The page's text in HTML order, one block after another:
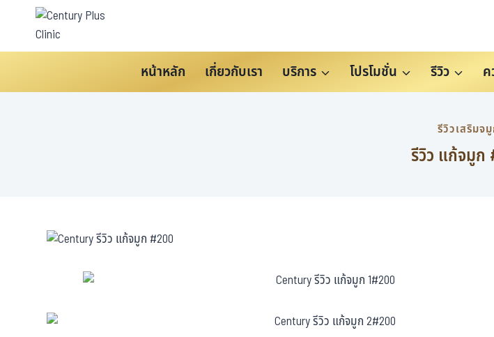
หน้าหลัก เกี่ยวกับเรา บริการ โปรโมชั่น รีวิว
รีวิวเสริมจ
รีวิว แก้จมูก